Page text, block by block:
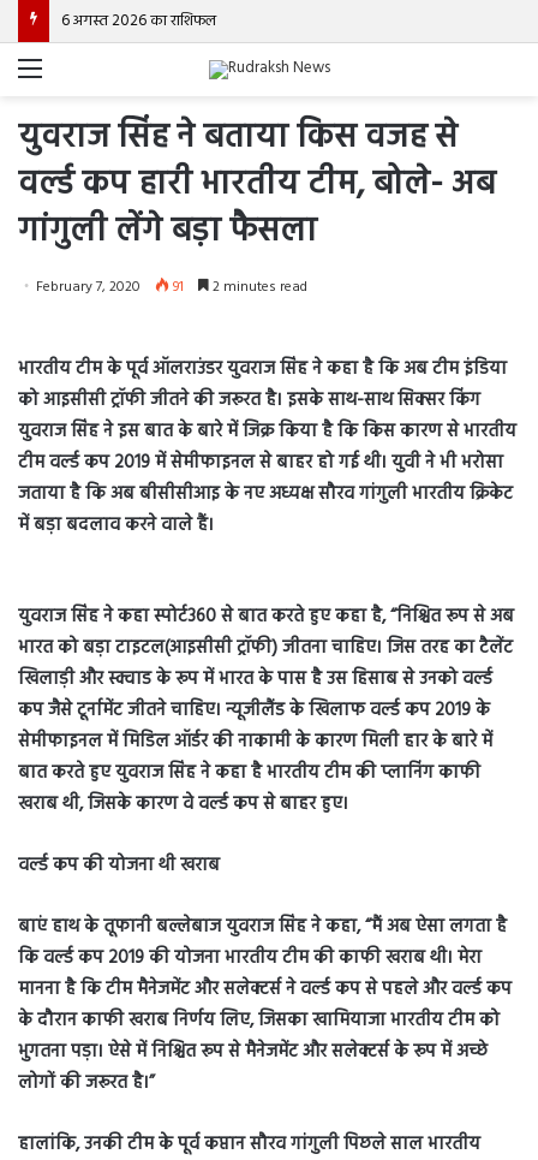
6 अगस्त 2026 का राशिफल
Menu
युवराज सिंह ने बताया किस वजह से
वर्ल्ड कप हारी भारतीय टीम, बोले- अब
गांगुली लेंगे बड़ा फैसला
February 7, 2020 91 2 minutes read
भारतीय टीम के पूर्व ऑलराउंडर युवराज सिंह ने कहा है कि अब टीम इंडिया
को आइसीसी ट्रॉफी जीतने की जरूरत है। इसके साथ-साथ सिक्सर किंग
युवराज सिंह ने इस बात के बारे में जिक्र किया है कि किस कारण से भारतीय
टीम वर्ल्ड कप 2019 में सेमीफाइनल से बाहर हो गई थी। युवी ने भी भरोसा
जताया है कि अब बीसीसीआइ के नए अध्यक्ष सौरव गांगुली भारतीय क्रिकेट
में बड़ा बदलाव करने वाले हैं।
युवराज सिंह ने कहा स्पोर्ट360 से बात करते हुए कहा है, “निश्चित रूप से अब
भारत को बड़ा टाइटल(आइसीसी ट्रॉफी) जीतना चाहिए। जिस तरह का टैलेंट
खिलाड़ी और स्क्वाड के रूप में भारत के पास है उस हिसाब से उनको वर्ल्ड
कप जैसे टूर्नामेंट जीतने चाहिए। न्यूजीलैंड के खिलाफ वर्ल्ड कप 2019 के
सेमीफाइनल में मिडिल ऑर्डर की नाकामी के कारण मिली हार के बारे में
बात करते हुए युवराज सिंह ने कहा है भारतीय टीम की प्लानिंग काफी
खराब थी, जिसके कारण वे वर्ल्ड कप से बाहर हुए।
वर्ल्ड कप की योजना थी खराब
बाएं हाथ के तूफानी बल्लेबाज युवराज सिंह ने कहा, “मैं अब ऐसा लगता है
कि वर्ल्ड कप 2019 की योजना भारतीय टीम की काफी खराब थी। मेरा
मानना है कि टीम मैनेजमेंट और सलेक्टर्स ने वर्ल्ड कप से पहले और वर्ल्ड कप
के दौरान काफी खराब निर्णय लिए, जिसका खामियाजा भारतीय टीम को
भुगतना पड़ा। ऐसे में निश्चित रूप से मैनेजमेंट और सलेक्टर्स के रूप में अच्छे
लोगों की जरूरत है।”
हालांकि, उनकी टीम के पूर्व कप्तान सौरव गांगुली पिछले साल भारतीय